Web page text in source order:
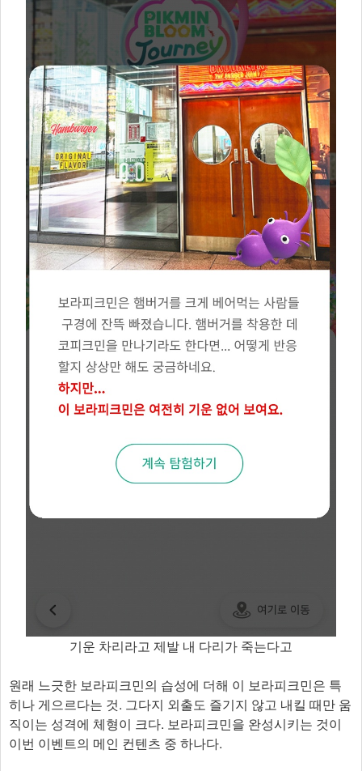
기운 차리라고 제발 내 다리가 죽는다고
원래 느긋한 보라피크민의 습성에 더해 이 보라피크민은 특
히나 게으르다는 것. 그다지 외출도 즐기지 않고 내킬 때만 움
직이는 성격에 체형이 크다. 보라피크민을 완성시키는 것이
이번 이벤트의 메인 컨텐츠 중 하나다.